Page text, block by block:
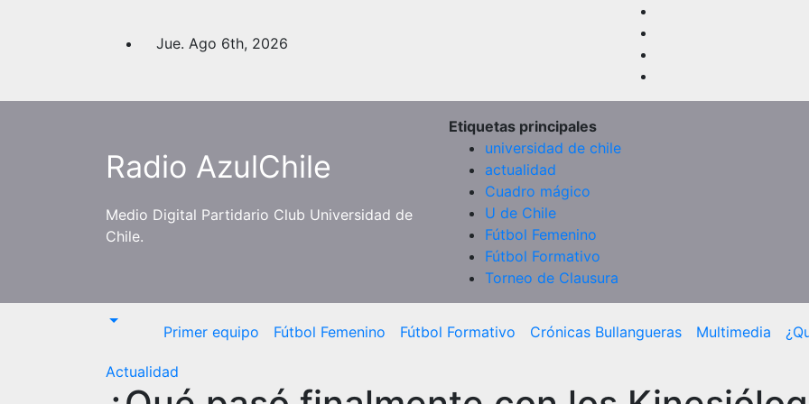
Jue. Ago 6th, 2026
Radio AzulChile
Medio Digital Partidario Club Universidad de
Chile.
Etiquetas principales
universidad de chile
actualidad
Cuadro mágico
U de Chile
Fútbol Femenino
Fútbol Formativo
Torneo de Clausura
Primer equipo Fútbol Femenino Fútbol Formativo Crónicas Bullangueras Multimedia
Actualidad